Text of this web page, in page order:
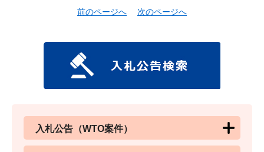
前のページへ 次のページへ
入札公告（WTO案件）